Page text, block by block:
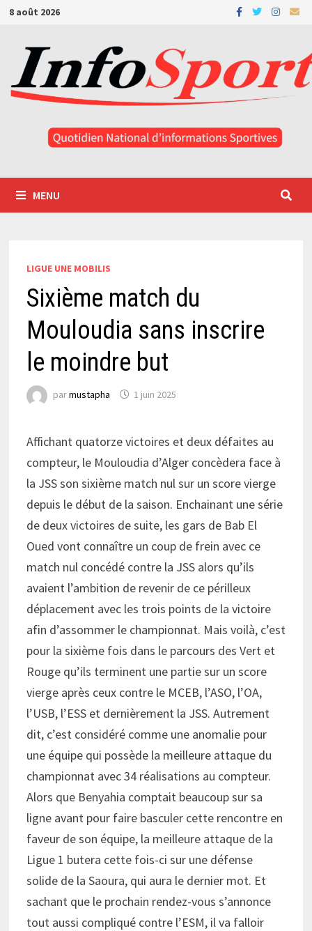
Passer
contenu
8 août 2026
MENU
LIGUE UNE MOBILIS
Sixième match du
Mouloudia sans inscrire
le moindre but
parmustapha 1 juin 2025
Affichant quatorze victoires et deux défaites au
compteur, le Mouloudia d’Alger concèdera face à
la JSS son sixième match nul sur un score vierge
depuis le début de la saison. Enchainant une série
de deux victoires de suite, les gars de Bab El
Oued vont connaître un coup de frein avec ce
match nul concédé contre la JSS alors qu’ils
avaient l’ambition de revenir de ce périlleux
déplacement avec les trois points de la victoire
afin d’assommer le championnat. Mais voilà, c’est
pour la sixième fois dans le parcours des Vert et
Rouge qu’ils terminent une partie sur un score
vierge après ceux contre le MCEB, l’ASO, l’OA,
l’USB, l’ESS et dernièrement la JSS. Autrement
dit, c’est considéré comme une anomalie pour
une équipe qui possède la meilleure attaque du
championnat avec 34 réalisations au compteur.
Alors que Benyahia comptait beaucoup sur sa
ligne avant pour faire basculer cette rencontre en
faveur de son équipe, la meilleure attaque de la
Ligue 1 butera cette fois-ci sur une défense
solide de la Saoura, qui aura le dernier mot. Et
sachant que le prochain rendez-vous s’annonce
tout aussi compliqué contre l’ESM, il va falloir